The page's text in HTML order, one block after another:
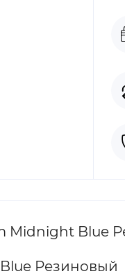
Midnight Blue
Резиновый